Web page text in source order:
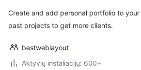
Create and add personal portfolio to
past projects to get more clients.
bestweblayout
Aktyvių instaliacijų: 600+